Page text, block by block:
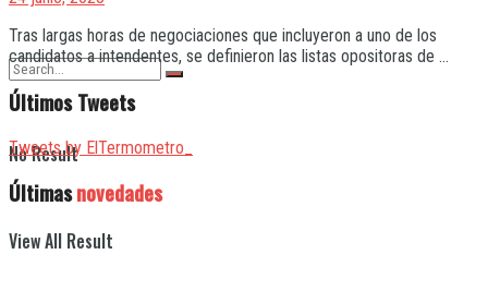
No Result
View All Result
Tras largas horas de negociaciones que incluyeron a uno de los
candidatos a intendentes, se definieron las listas opositoras de ...
Últimos Tweets
Tweets by ElTermometro_
Últimasnovedades